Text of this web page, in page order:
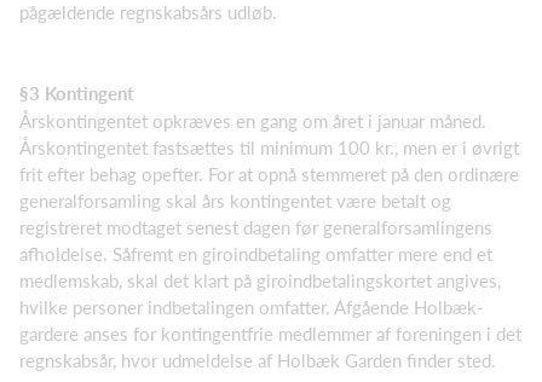
pågældende regnskabsårs udløb.
§3 Kontingent
Årskontingentet opkræves en gang om året i januar måned.
Årskontingentet fastsættes til minimum 100 kr., men er i øvrigt
frit efter behag opefter. For at opnå stemmeret på den ordinære
generalfor­samling skal års kontingentet være betalt og
registreret modtaget senest dagen før generalforsam­lingens
afholdelse. Såfremt en giroindbetaling omfatter mere end et
medlemskab, skal det klart på giroindbetalingskortet angives,
hvilke personer indbetalingen omfatter. Afgående Holbæk-
gardere anses for kontingentfrie medlemmer af foreningen i det
regnskabsår, hvor udmeldelse af Holbæk Garden finder sted.